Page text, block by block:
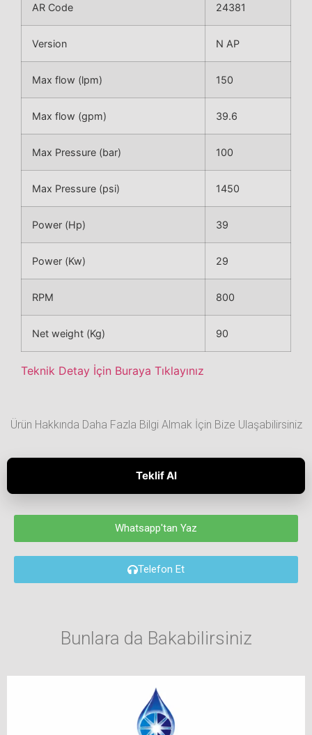
AR Code 24381
Version N AP
Max flow (lpm) 150
Max flow (gpm) 39.6
Max Pressure (bar) 100
Max Pressure (psi) 1450
Power (Hp) 39
Power (Kw) 29
RPM 800
Net weight (Kg) 90
Teknik Detay İçin Buraya Tıklayınız
Ürün Hakkında Daha Fazla Bilgi Almak İçin Bize Ulaşabilirsiniz
Teklif Al
Whatsapp'tan Yaz
Telefon Et
Bunlara da Bakabilirsiniz